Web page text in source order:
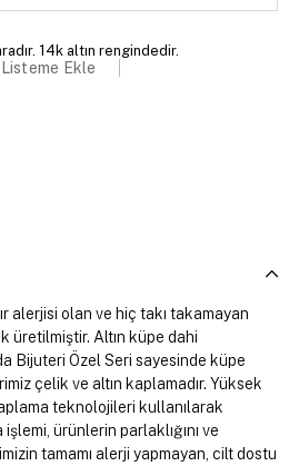
14k altın rengindedir.
Ekle
alerjisi olan ve hiç takı takamayan
üretilmiştir. Altın küpe dahi
Bijuteri Özel Seri sayesinde küpe
çelik ve altın kaplamadır. Yüksek
teknolojileri kullanılarak
ürünlerin parlaklığını ve
tamamı alerji yapmayan, cilt dostu